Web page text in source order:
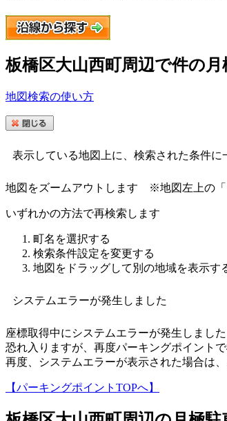
板橋区大山西町周辺で件の月
地図検索の使い方
表示している地図上に、検索された条件に
地図をズームアウトします ※地図左上の「
いずれかの方法で再検索します
町名を選択する
検索条件設定を変更する
地図をドラッグして別の地域を表示す
システムエラーが発生しました
座標取得中にシステムエラーが発生しました
恐れ入りますが、再度パーキングポイント
再度、システムエラーが表示された場合は
【パーキングポイントTOPへ】